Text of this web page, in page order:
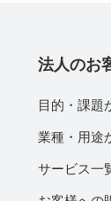
法人のお
目的・課題
業種・用途
サービス一